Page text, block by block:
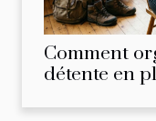
Comment
détente en